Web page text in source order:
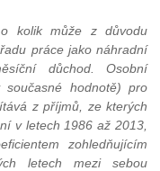
kolik může z důvodu
práce jako náhradní
důchod. Osobní
hodnotě) pro
z příjmů, ze kterých
v letech 1986 až 2013,
zohledňujícím
letech mezi sebou